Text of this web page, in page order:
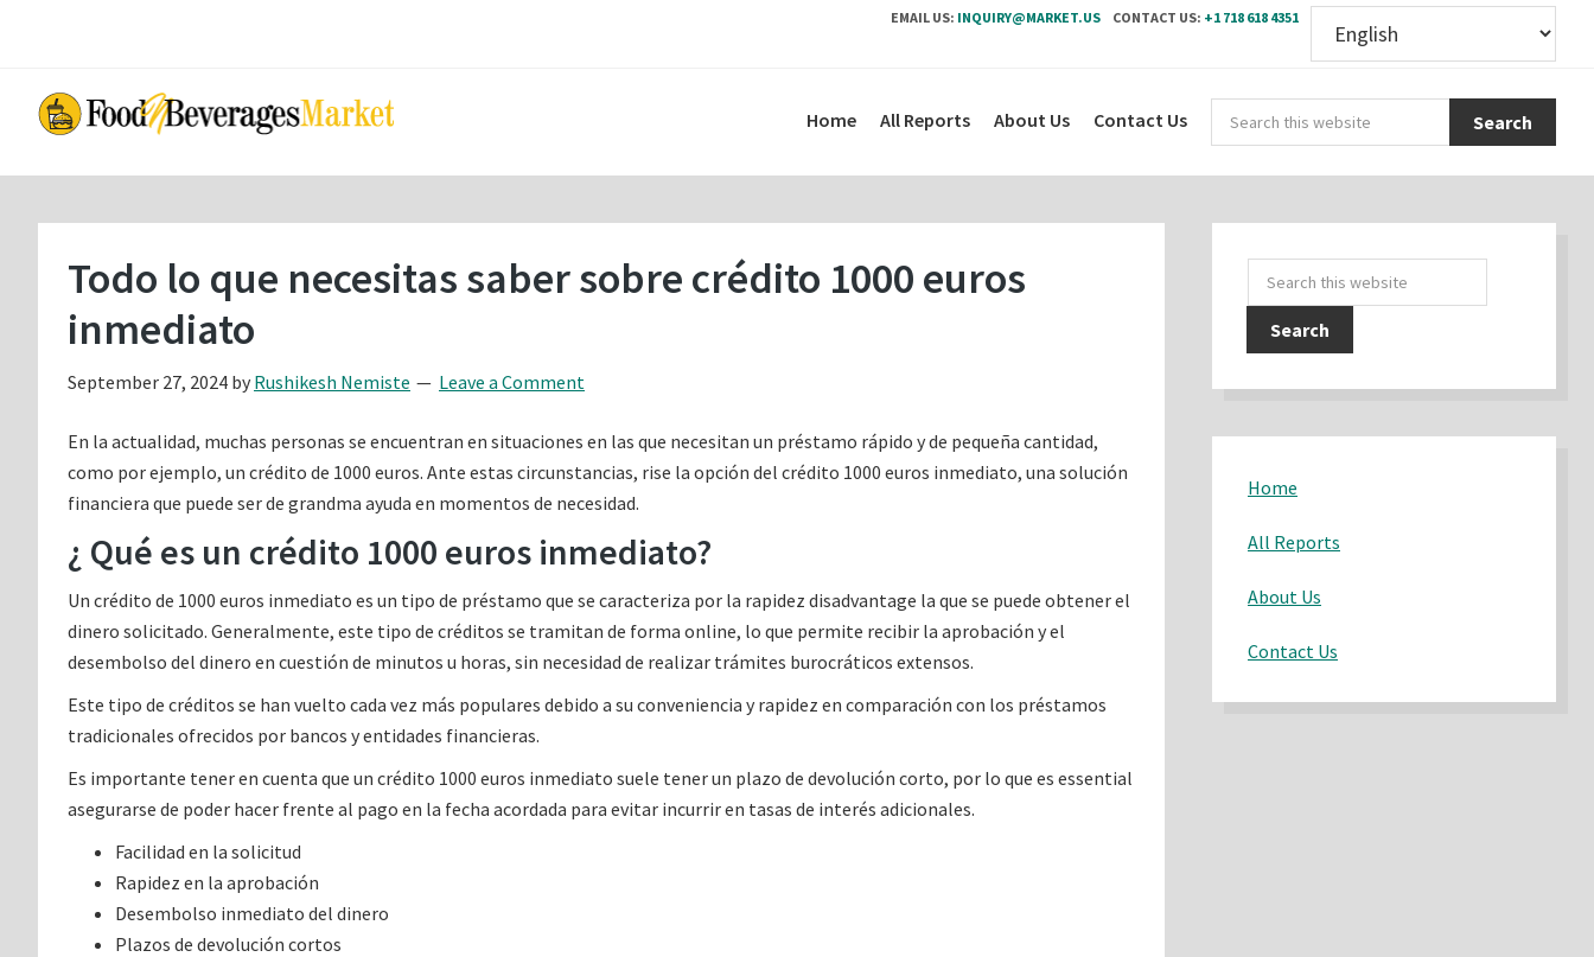
EMAIL US: INQUIRY@MARKET.US CONTACT US: +1 718 618 4351
content
sidebar
this
Home All Reports About Us Contact Us
Todo lo que necesitas saber sobre crédito 1000 euros
inmediato
September 27, 2024 by Rushikesh Nemiste Leave a Comment
En la actualidad, muchas personas se encuentran en situaciones en las que necesitan un préstamo rápido y de pequeña cantidad,
como por ejemplo, un crédito de 1000 euros. Ante estas circunstancias, rise la opción del crédito 1000 euros inmediato, una solución
financiera que puede ser de grandma ayuda en momentos de necesidad.
¿ Qué es un crédito 1000 euros inmediato?
Un crédito de 1000 euros inmediato es un tipo de préstamo que se caracteriza por la rapidez disadvantage la que se puede obtener el
dinero solicitado. Generalmente, este tipo de créditos se tramitan de forma online, lo que permite recibir la aprobación y el
desembolso del dinero en cuestión de minutos u horas, sin necesidad de realizar trámites burocráticos extensos.
Este tipo de créditos se han vuelto cada vez más populares debido a su conveniencia y rapidez en comparación con los préstamos
tradicionales ofrecidos por bancos y entidades financieras.
Es importante tener en cuenta que un crédito 1000 euros inmediato suele tener un plazo de devolución corto, por lo que es essential
asegurarse de poder hacer frente al pago en la fecha acordada para evitar incurrir en tasas de interés adicionales.
Facilidad en la solicitud
Rapidez en la aprobación
Desembolso inmediato del dinero
Plazos de devolución cortos
Sidebar
Search
this
website
Home
All Reports
About Us
Contact Us